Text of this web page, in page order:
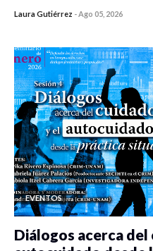
Laura Gutiérrez -Ago 05, 2026
EVENTOS
Diálogos acerca del